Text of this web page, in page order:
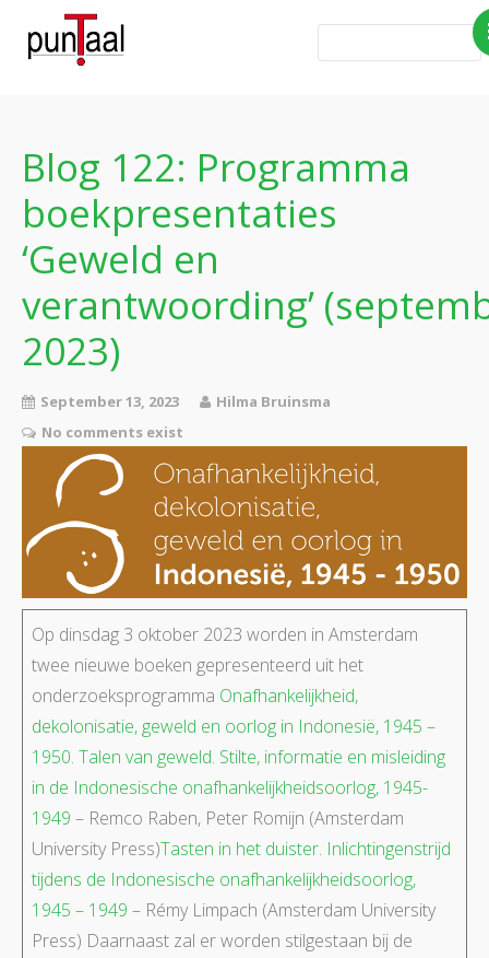
theemeubel
Boeken
Verhalen
Gedichten
Contact
Blog 122: Programma
boekpresentaties
‘Geweld en
verantwoording’
2023)
September 13, 2023
Hilma Bruinsma
No comments exist
Op dinsdag 3 oktober 2023 worden in Amsterdam
twee nieuwe boeken gepresenteerd uit het
onderzoeksprogramma Onafhankelijkheid,
dekolonisatie, geweld en oorlog in Indonesië, 1945 –
1950. Talen van geweld. Stilte, informatie en misleiding
in de Indonesische onafhankelijkheidsoorlog, 1945-
1949 – Remco Raben, Peter Romijn (Amsterdam
University Press)Tasten in het duister. Inlichtingenstrijd
tijdens de Indonesische onafhankelijkheidsoorlog,
1945 – 1949 – Rémy Limpach (Amsterdam University
Press) Daarnaast zal er worden stilgestaan bij de